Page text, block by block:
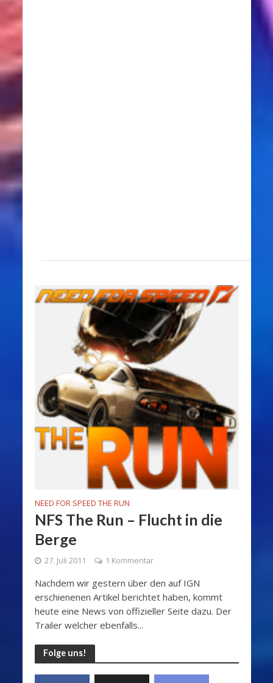
NEED FOR SPEED THE RUN
NFS The Run – Flucht in die
Berge
27. Juli 2011 1 Kommentar
Nachdem wir gestern über den auf IGN
erschienenen Artikel berichtet haben, kommt
heute eine News von offizieller Seite dazu. Der
Trailer welcher ebenfalls...
Folge uns!